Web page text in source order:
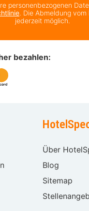
personenbezogenen
. Die Abmeldung
jederzeit möglich.
bezahlen:
Über
Blog
Sitemap